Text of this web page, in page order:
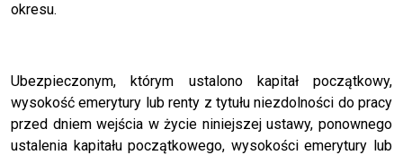
okresu.
Ubezpieczonym, którym ustalono kapitał początkowy,
wysokość emerytury lub renty z tytułu niezdolności do pracy
przed dniem wejścia w życie niniejszej ustawy, ponownego
ustalenia kapitału początkowego, wysokości emerytury lub